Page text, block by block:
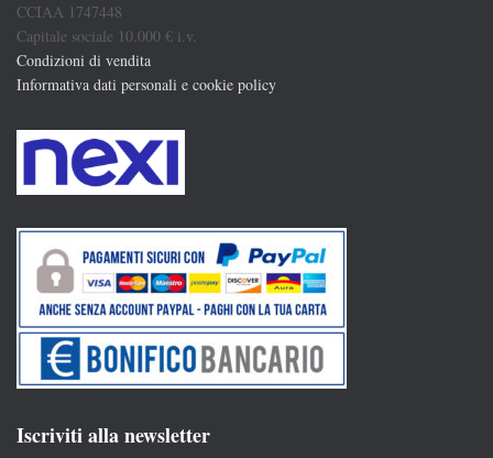
CCIAA 1747448
Capitale sociale 10.000 € i.v.
Condizioni di vendita
Informativa dati personali e cookie policy
Iscriviti alla newsletter